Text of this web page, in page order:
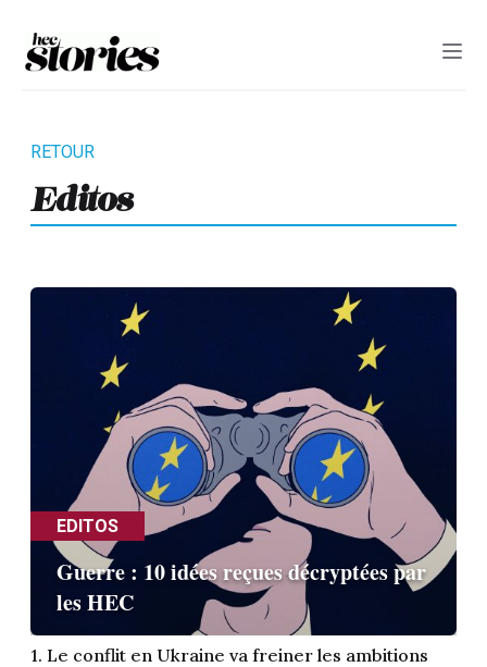
Editos
EDITOS
Guerre : 10 idées reçues décryptées par
les HEC
1. Le conflit en Ukraine va freiner les ambitions